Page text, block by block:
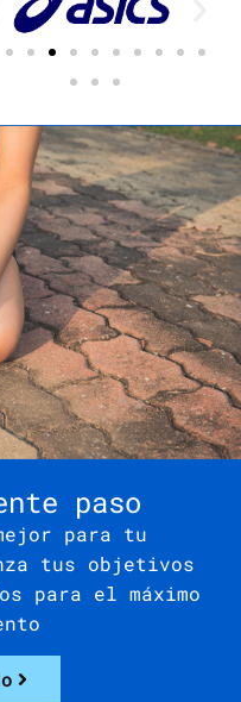
paso
para tu
tus objetivos
para el máximo